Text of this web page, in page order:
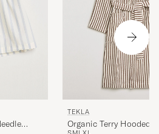
TEKLA
Organic Terry Hooded